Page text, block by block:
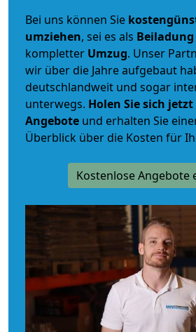
Bei uns können Sie
umziehen, sei es als Beiladung
kompletter Umzug. Unser
wir über die Jahre aufgebaut
deutschlandweit und sogar
unterwegs. Holen Sie sich
Angebote und erhalten Sie
Überblick über die Kosten für
Kostenlose Angebote